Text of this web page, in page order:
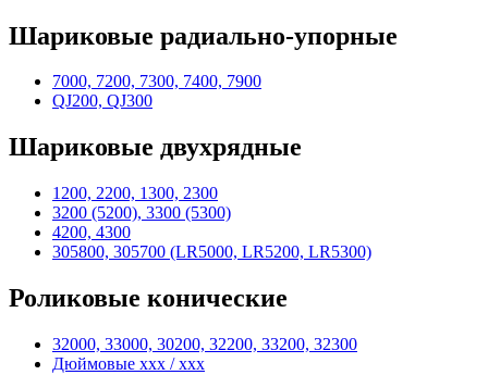
Шариковые радиально-упорные
7000, 7200, 7300, 7400, 7900
QJ200, QJ300
Шариковые двухрядные
1200, 2200, 1300, 2300
3200 (5200), 3300 (5300)
4200, 4300
305800, 305700 (LR5000, LR5200, LR5300)
Роликовые конические
32000, 33000, 30200, 32200, 33200, 32300
Дюймовые xxx / xxx